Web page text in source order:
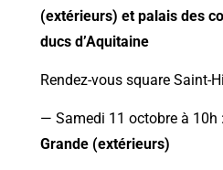
(extérieurs) et palais des
ducs d’Aquitaine
Rendez-vous square Saint-
— Samedi 11 octobre à 10h :
Grande (extérieurs)